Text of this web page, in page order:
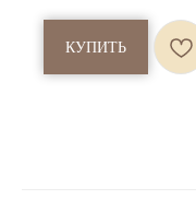
КУПИТЬ